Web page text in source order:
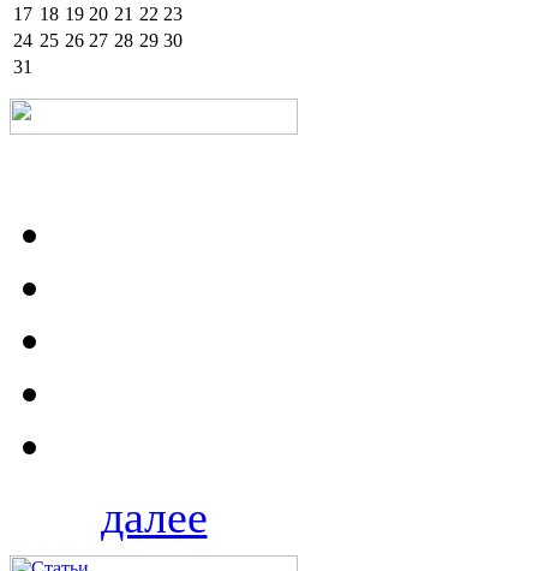
17 18 19 20 21 22 23
24 25 26 27 28 29 30
31
далее